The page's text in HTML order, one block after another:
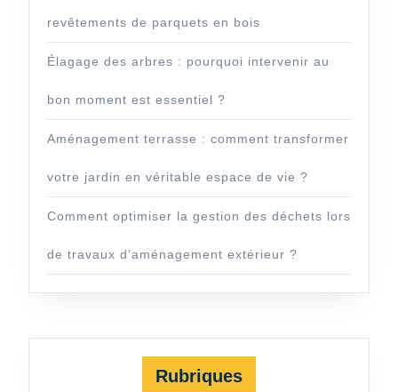
revêtements de parquets en bois
Élagage des arbres : pourquoi intervenir au
bon moment est essentiel ?
Aménagement terrasse : comment transformer
votre jardin en véritable espace de vie ?
Comment optimiser la gestion des déchets lors
de travaux d’aménagement extérieur ?
Rubriques